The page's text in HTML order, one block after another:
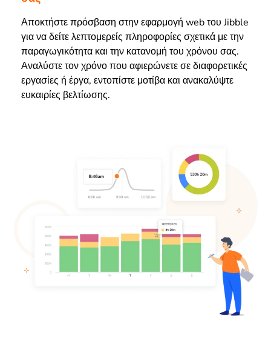
Αποκτήστε πρόσβαση στην εφαρμογή web του Jibble
για να δείτε λεπτομερείς πληροφορίες σχετικά με την
παραγωγικότητα και την κατανομή του χρόνου σας.
Αναλύστε τον χρόνο που αφιερώνετε σε διαφορετικές
εργασίες ή έργα, εντοπίστε μοτίβα και ανακαλύψτε
ευκαιρίες βελτίωσης.